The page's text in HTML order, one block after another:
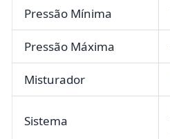
Pressão Mínima
Pressão Máxima
Misturador
Sistema